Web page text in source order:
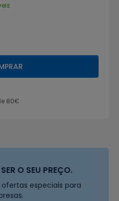
80€
O SEU PREÇO.
especiais para